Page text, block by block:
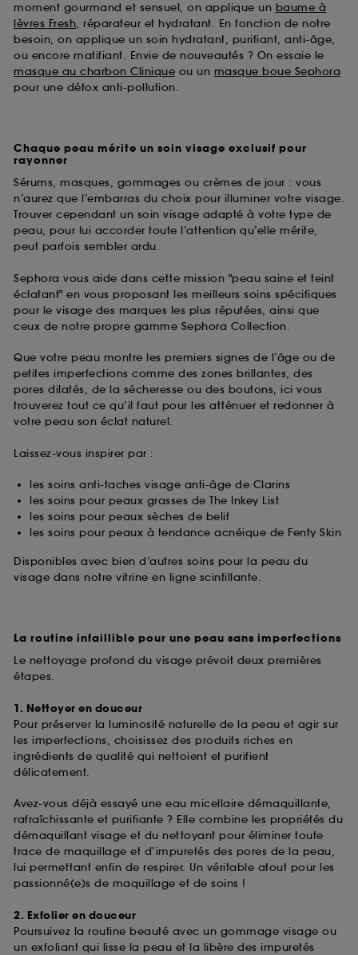
moment gourmand et sensuel, on applique un baume à
lèvres Fresh, réparateur et hydratant. En fonction de notre
besoin, on applique un soin hydratant, purifiant, anti-âge,
ou encore matifiant. Envie de nouveautés ? On essaie le
masque au charbon Clinique ou un masque boue Sephora
pour une détox anti-pollution.
Chaque peau mérite un soin visage exclusif pour
rayonner
Sérums, masques, gommages ou crèmes de jour : vous
n’aurez que l’embarras du choix pour illuminer votre visage.
Trouver cependant un soin visage adapté à votre type de
peau, pour lui accorder toute l’attention qu’elle mérite,
peut parfois sembler ardu.
Sephora vous aide dans cette mission "peau saine et teint
éclatant" en vous proposant les meilleurs soins spécifiques
pour le visage des marques les plus réputées, ainsi que
ceux de notre propre gamme Sephora Collection.
Que votre peau montre les premiers signes de l’âge ou de
petites imperfections comme des zones brillantes, des
pores dilatés, de la sécheresse ou des boutons, ici vous
trouverez tout ce qu’il faut pour les atténuer et redonner à
votre peau son éclat naturel.
Laissez-vous inspirer par :
les soins anti-taches visage anti-âge de Clarins
les soins pour peaux grasses de The Inkey List
les soins pour peaux sèches de belif
les soins pour peaux à tendance acnéique de Fenty Skin
Disponibles avec bien d’autres soins pour la peau du
visage dans notre vitrine en ligne scintillante.
La routine infaillible pour une peau sans imperfections
Le nettoyage profond du visage prévoit deux premières
étapes.
1. Nettoyer en douceur
Pour préserver la luminosité naturelle de la peau et agir sur
les imperfections, choisissez des produits riches en
ingrédients de qualité qui nettoient et purifient
délicatement.
Avez-vous déjà essayé une eau micellaire démaquillante,
rafraîchissante et purifiante ? Elle combine les propriétés du
démaquillant visage et du nettoyant pour éliminer toute
trace de maquillage et d’impuretés des pores de la peau,
lui permettant enfin de respirer. Un véritable atout pour les
passionné(e)s de maquillage et de soins !
2. Exfolier en douceur
Poursuivez la routine beauté avec un gommage visage ou
un exfoliant qui lisse la peau et la libère des impuretés